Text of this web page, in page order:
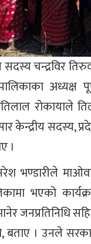
चन्द्रविर
अध्यक्ष
रोकायाले
केन्द्रीय सदस्य,
।
भण्डारीले
भएको
जनप्रतिनिधि
बताए । उनले